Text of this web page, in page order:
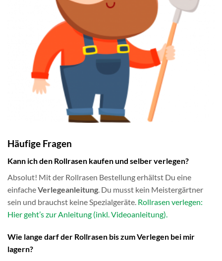
Häufige Fragen
Kann ich den Rollrasen kaufen und selber verlegen?
Absolut! Mit der Rollrasen Bestellung erhältst Du eine
einfacheVerlegeanleitung . Du musst kein Meistergärtner
sein und brauchst keine Spezialgeräte. Rollrasen verlegen:
Hier geht’s zur Anleitung (inkl. Videoanleitung).
Wie lange darf der Rollrasen bis zum Verlegen bei mir
lagern?